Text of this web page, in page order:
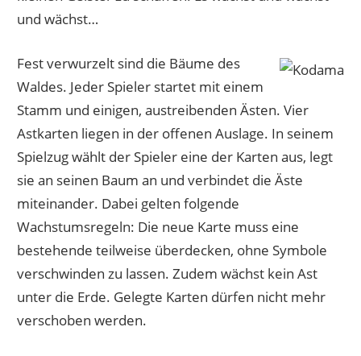
und wächst…
Fest verwurzelt sind die Bäume des
Waldes. Jeder Spieler startet mit einem
Stamm und einigen, austreibenden Ästen. Vier
Astkarten liegen in der offenen Auslage. In seinem
Spielzug wählt der Spieler eine der Karten aus, legt
sie an seinen Baum an und verbindet die Äste
miteinander. Dabei gelten folgende
Wachstumsregeln: Die neue Karte muss eine
bestehende teilweise überdecken, ohne Symbole
verschwinden zu lassen. Zudem wächst kein Ast
unter die Erde. Gelegte Karten dürfen nicht mehr
verschoben werden.